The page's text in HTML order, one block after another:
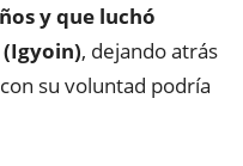
y que luchó
, dejando atrás
su voluntad podría